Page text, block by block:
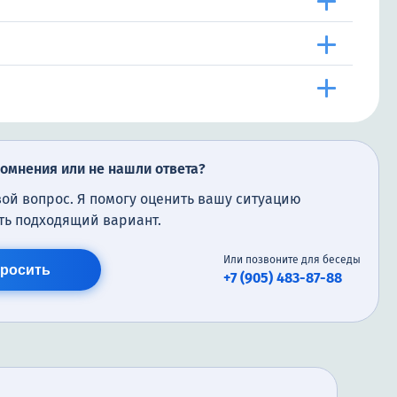
или не нашли ответа?
вопрос. Я помогу оценить вашу ситуацию
подходящий вариант.
Или позвоните для беседы
+7 (905) 483-87-88